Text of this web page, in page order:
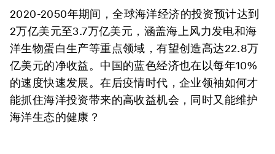
2020-2050年期间，全球海洋经济的投资预计达到
2万亿美元至3.7万亿美元，涵盖海上风力发电和海
洋生物蛋白生产等重点领域，有望创造高达22.8万
亿美元的净收益。中国的蓝色经济也在以每年10%
的速度快速发展。在后疫情时代，企业领袖如何才
能抓住海洋投资带来的高收益机会，同时又能维护
海洋生态的健康？